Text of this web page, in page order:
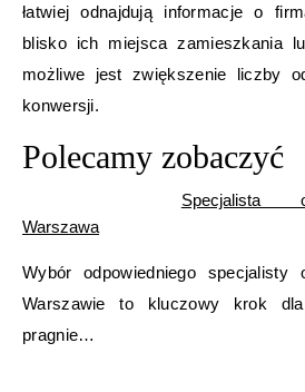
łatwiej odnajdują informacje o
blisko ich miejsca zamieszkania
możliwe jest zwiększenie liczby
konwersji.
Polecamy zobaczyć
Specjalista
Warszawa
Wybór odpowiedniego specjalisty
Warszawie to kluczowy krok
pragnie…